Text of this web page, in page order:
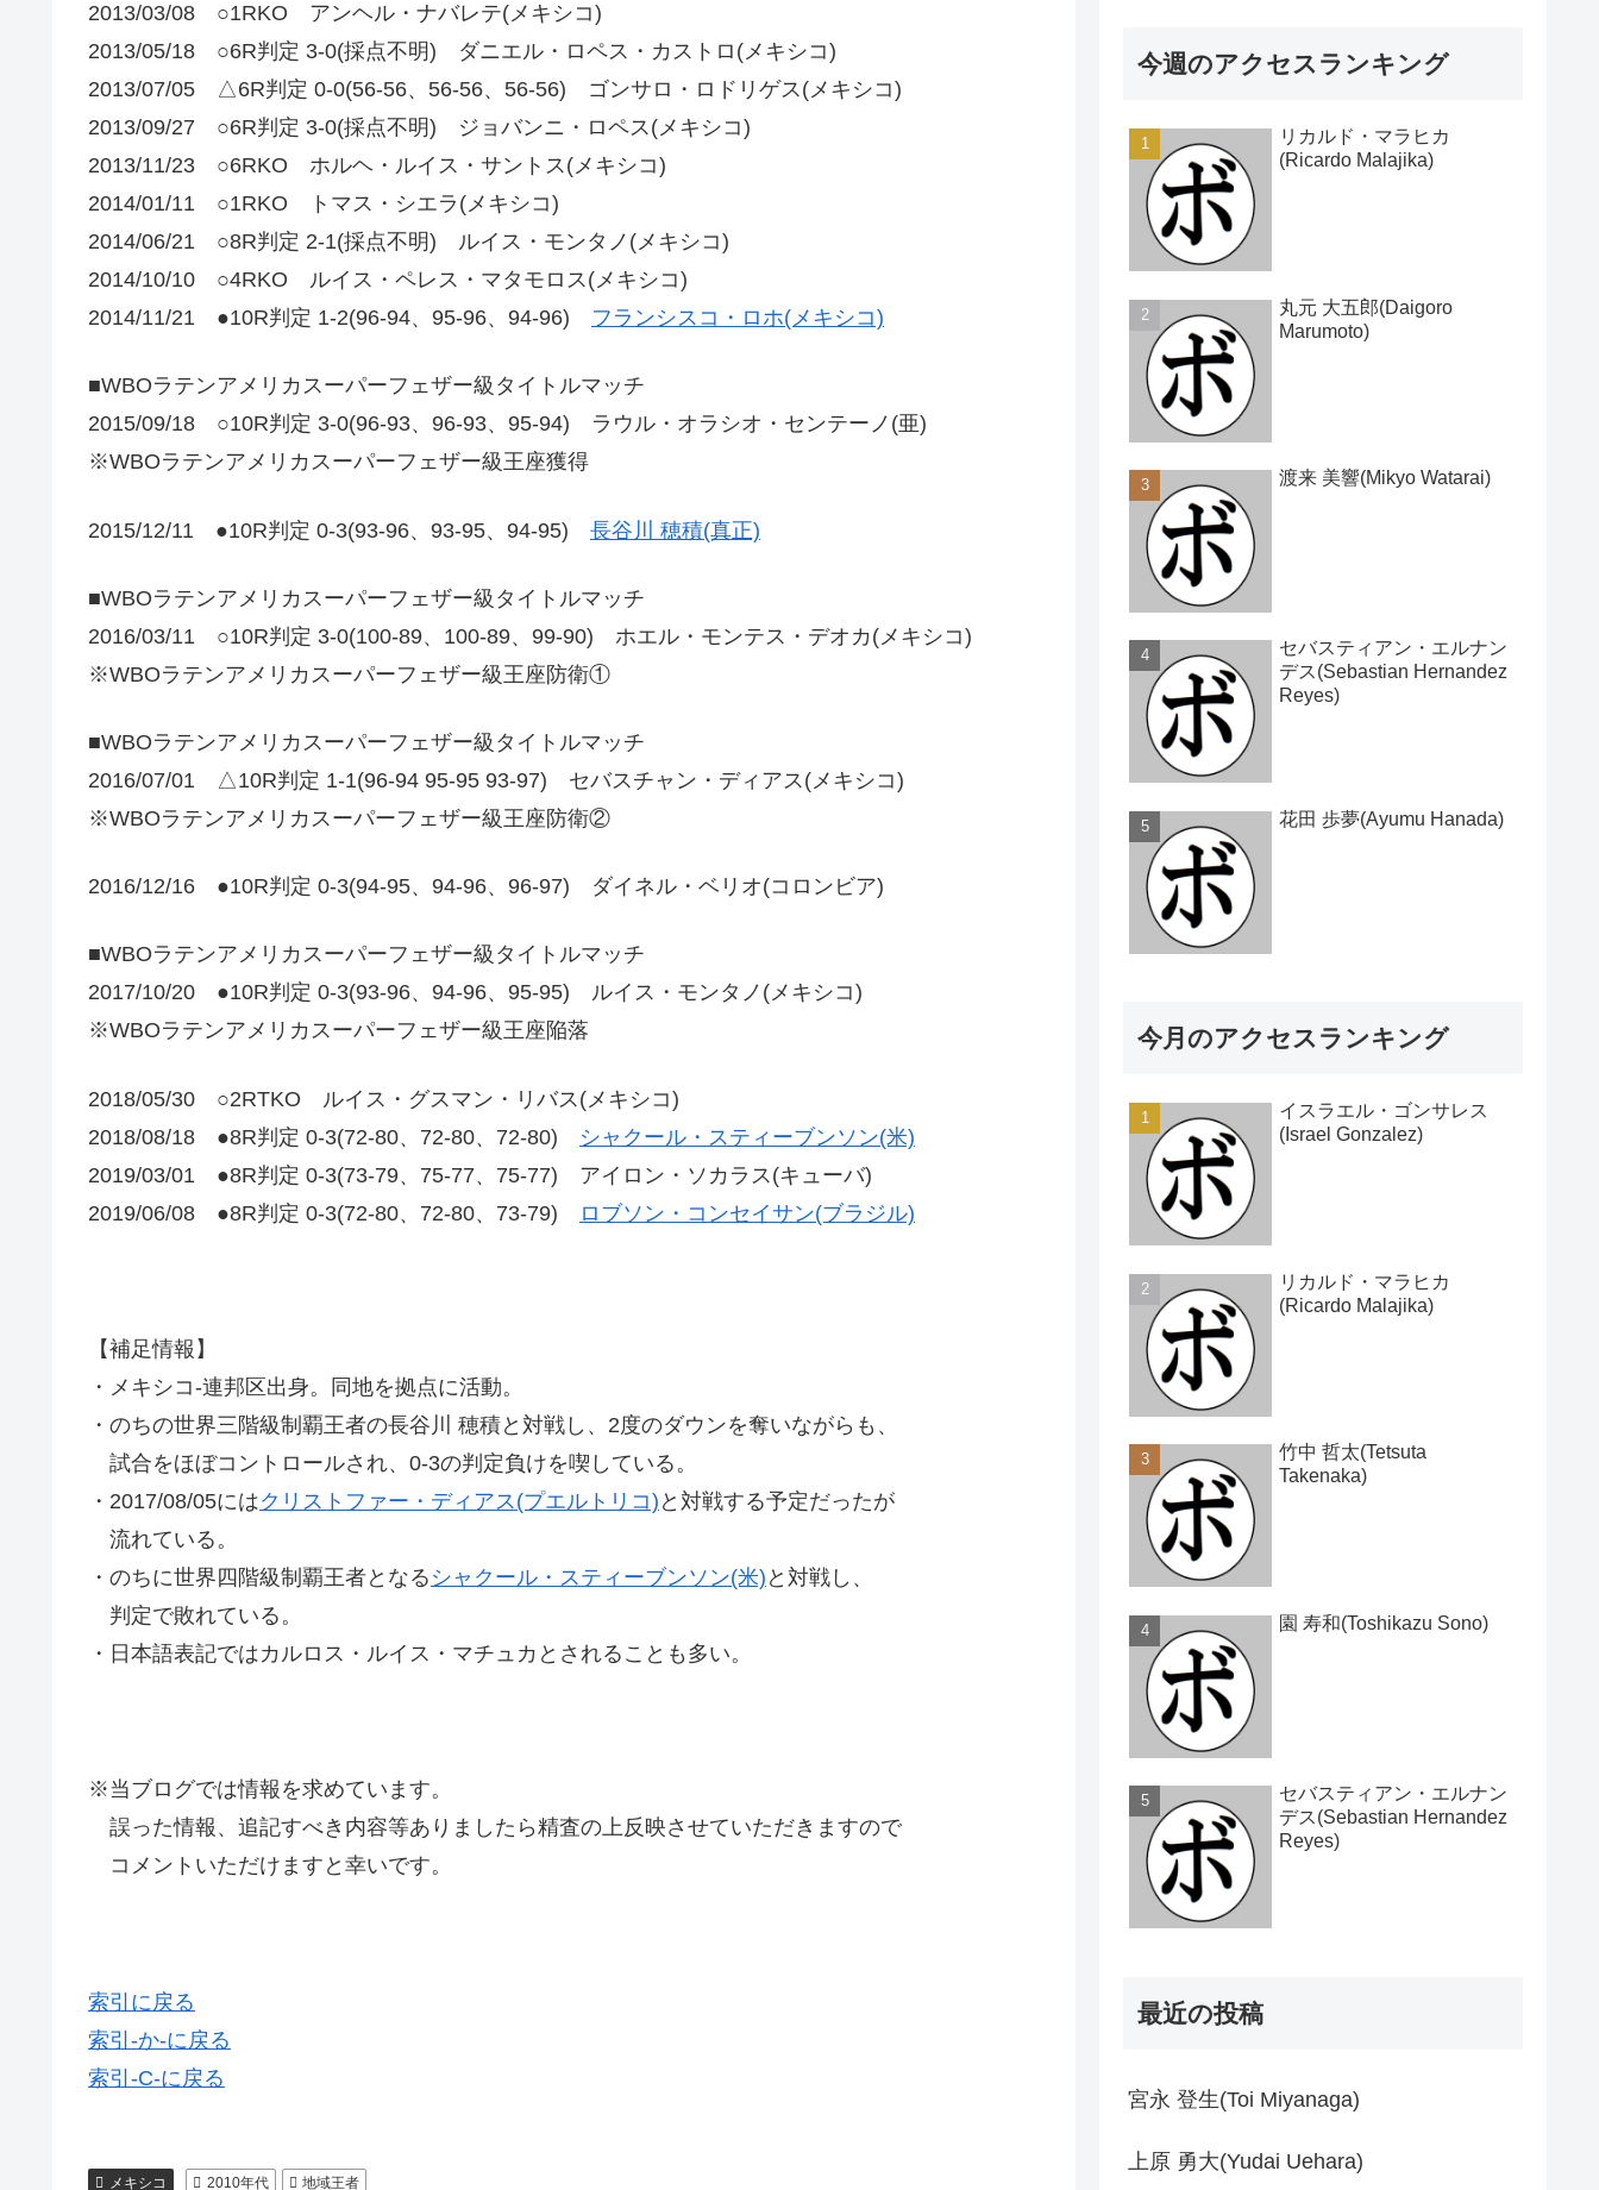
2013/03/08 ○1RKO アンヘル・ナバレテ(メキシコ)
2013/05/18 ○6R判定 3-0(採点不明) ダニエル・ロペス・カストロ(メキシコ)
2013/07/05 △6R判定 0-0(56-56、56-56、56-56) ゴンサロ・ロドリゲス(メキシコ)
2013/09/27 ○6R判定 3-0(採点不明) ジョバンニ・ロペス(メキシコ)
2013/11/23 ○6RKO ホルヘ・ルイス・サントス(メキシコ)
2014/01/11 ○1RKO トマス・シエラ(メキシコ)
2014/06/21 ○8R判定 2-1(採点不明) ルイス・モンタノ(メキシコ)
2014/10/10 ○4RKO ルイス・ペレス・マタモロス(メキシコ)
2014/11/21 ●10R判定 1-2(96-94、95-96、94-96) フランシスコ・ロホ(メキシコ)
■WBOラテンアメリカスーパーフェザー級タイトルマッチ
2015/09/18 ○10R判定 3-0(96-93、96-93、95-94) ラウル・オラシオ・センテーノ(亜)
※WBOラテンアメリカスーパーフェザー級王座獲得
2015/12/11 ●10R判定 0-3(93-96、93-95、94-95) 長谷川 穂積(真正)
■WBOラテンアメリカスーパーフェザー級タイトルマッチ
2016/03/11 ○10R判定 3-0(100-89、100-89、99-90) ホエル・モンテス・デオカ(メキシコ)
※WBOラテンアメリカスーパーフェザー級王座防衛①
■WBOラテンアメリカスーパーフェザー級タイトルマッチ
2016/07/01 △10R判定 1-1(96-94 95-95 93-97) セバスチャン・ディアス(メキシコ)
※WBOラテンアメリカスーパーフェザー級王座防衛②
2016/12/16 ●10R判定 0-3(94-95、94-96、96-97) ダイネル・ベリオ(コロンビア)
■WBOラテンアメリカスーパーフェザー級タイトルマッチ
2017/10/20 ●10R判定 0-3(93-96、94-96、95-95) ルイス・モンタノ(メキシコ)
※WBOラテンアメリカスーパーフェザー級王座陥落
2018/05/30 ○2RTKO ルイス・グスマン・リバス(メキシコ)
2018/08/18 ●8R判定 0-3(72-80、72-80、72-80) シャクール・スティーブンソン(米)
2019/03/01 ●8R判定 0-3(73-79、75-77、75-77) アイロン・ソカラス(キューバ)
2019/06/08 ●8R判定 0-3(72-80、72-80、73-79)
ロブソン・コンセイサン(ブラジル)
【補足情報】
・メキシコ-連邦区出身。同地を拠点に活動。
・のちの世界三階級制覇王者の長谷川 穂積と対戦し、2度のダウンを奪いながらも、
試合をほぼコントロールされ、0-3の判定負けを喫している。
・2017/08/05にはクリストファー・ディアス(プエルトリコ) と対戦する予定だったが
流れている。
・のちに世界四階級制覇王者となる シャクール・スティーブンソン(米) と対戦し、
判定で敗れている。
・日本語表記ではカルロス・ルイス・マチュカとされることも多い。
※当ブログでは情報を求めています。
誤った情報、追記すべき内容等ありましたら精査の上反映させていただきますので
コメントいただけますと幸いです。
索引に戻る
索引-か-に戻る
索引-C-に戻る
メキシコ 2010年代 地域王者
今週のアクセスランキング
リカルド・マラヒカ
(Ricardo Malajika)
丸元 大五郎(Daigoro
Marumoto)
渡来 美響(Mikyo Watarai)
セバスティアン・エルナン
デス(Sebastian Hernandez
Reyes)
花田 歩夢(Ayumu Hanada)
今月のアクセスランキング
イスラエル・ゴンサレス
(Israel Gonzalez)
リカルド・マラヒカ
(Ricardo Malajika)
竹中 哲太(Tetsuta
Takenaka)
園 寿和(Toshikazu Sono)
セバスティアン・エルナン
デス(Sebastian Hernandez
Reyes)
最近の投稿
宮永 登生(Toi Miyanaga)
上原 勇大(Yudai Uehara)